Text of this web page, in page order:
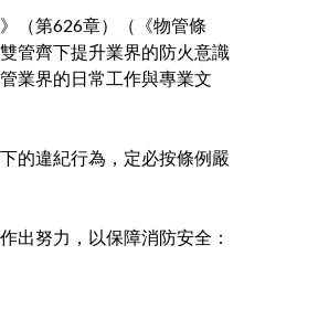
（第626章）（《物管條
管齊下提升業界的防火意識
業界的日常工作與專業文
的違紀行為，定必按條例嚴
出努力，以保障消防安全：